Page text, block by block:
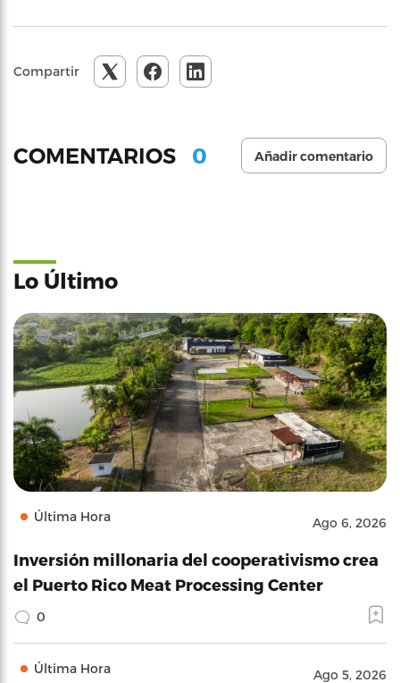
Compartir
COMENTARIOS 0 Añadir comentario
Lo Último
Última Hora Ago 6, 2026
Inversión millonaria del cooperativismo crea
el Puerto Rico Meat Processing Center
0
Última Hora Ago 5, 2026